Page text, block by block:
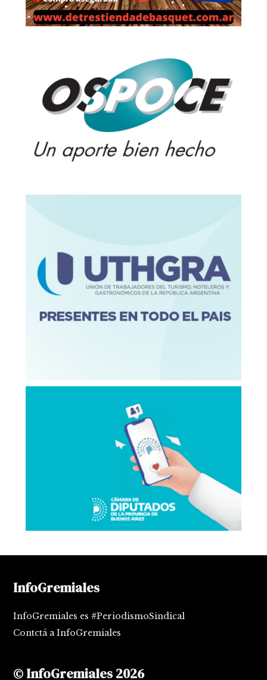
InfoGremiales
InfoGremiales es #PeriodismoSindical
Contctá a InfoGremiales
© InfoGremiales 2026